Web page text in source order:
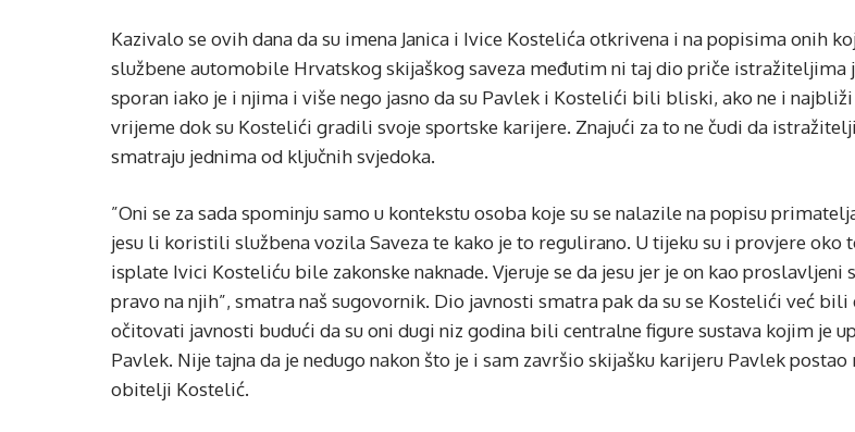
Kazivalo se ovih dana da su imena Janica i Ivice Kostelića otkrivena i na popisima onih
službene automobile Hrvatskog skijaškog saveza međutim ni taj dio priče istražiteljima
sporan iako je i njima i više nego jasno da su Pavlek i Kostelići bili bliski, ako ne i
vrijeme dok su Kostelići gradili svoje sportske karijere. Znajući za to ne čudi da
smatraju jednima od ključnih svjedoka.
”Oni se za sada spominju samo u kontekstu osoba koje su se nalazile na popisu
jesu li koristili službena vozila Saveza te kako je to regulirano. U tijeku su i provjere oko
isplate Ivici Kosteliću bile zakonske naknade. Vjeruje se da jesu jer je on kao proslavljeni
pravo na njih”, smatra naš sugovornik. Dio javnosti smatra pak da su se Kostelići već bili
očitovati javnosti budući da su oni dugi niz godina bili centralne figure sustava kojim je
Pavlek. Nije tajna da je nedugo nakon što je i sam završio skijašku karijeru Pavlek postao
obitelji Kostelić.